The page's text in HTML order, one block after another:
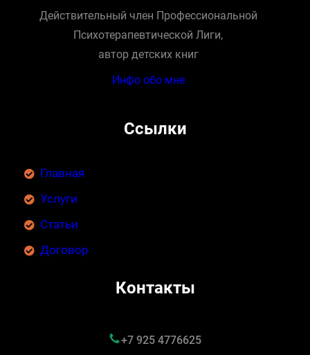
Действительный член Профессиональной
Психотерапевтической Лиги,
автор детских книг
Инфо обо мне
Ссылки
Главная
Услуги
Статьи
Договор
Контакты
+7 925 4776625